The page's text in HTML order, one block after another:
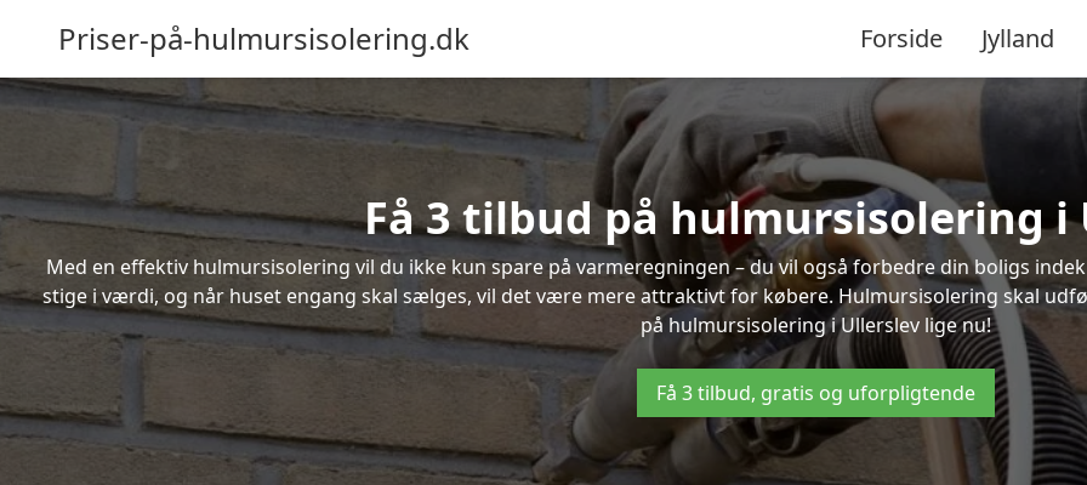
Priser-på-hulmursisolering.dk Forside Jylland
Få 3 tilbud på hulmursisolering i
Med en effektiv hulmursisolering vil du ikke kun spare på varmeregningen – du vil også forbedre din boligs
stige i værdi, og når huset engang skal sælges, vil det være mere attraktivt for købere. Hulmursisolering skal
på hulmursisolering i Ullerslev lige nu!
Få 3 tilbud, gratis og uforpligtende